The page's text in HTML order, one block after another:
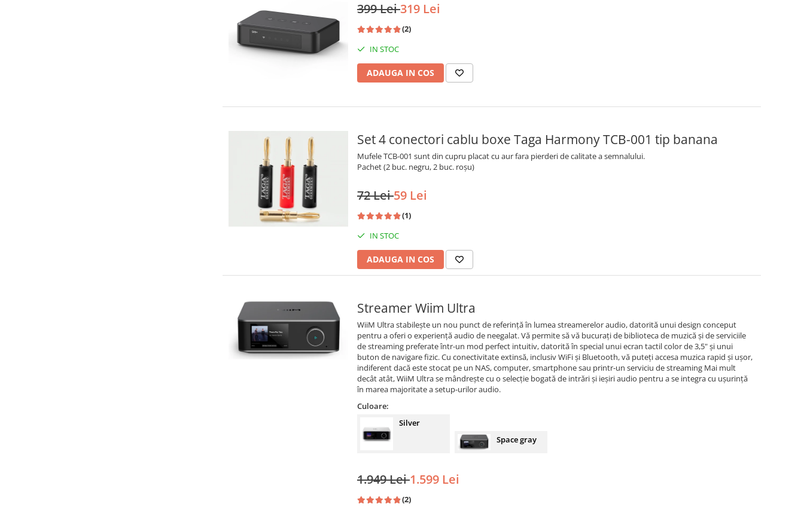
399 Lei319 Lei
(2)
IN STOC
ADAUGA IN COS
Set 4 conectori cablu boxe Taga Harmony TCB-001 tip banana
Mufele TCB-001 sunt din cupru placat cu aur fara pierderi de calitate a semnalului.
Pachet (2 buc. negru, 2 buc. roșu)
72 Lei59 Lei
(1)
IN STOC
ADAUGA IN COS
Streamer Wiim Ultra
WiiM Ultra stabilește un nou punct de referință în lumea streamerelor audio, datorită unui design conceput
pentru a oferi o experiență audio de neegalat. Vă permite să vă bucurați de biblioteca de muzică și de serviciile
de streaming preferate într-un mod perfect intuitiv, datorită în special unui ecran tactil color de 3,5" și unui
buton de navigare fizic. Cu conectivitate extinsă, inclusiv WiFi și Bluetooth, vă puteți accesa muzica rapid și ușor,
indiferent dacă este stocat pe un NAS, computer, smartphone sau printr-un serviciu de streaming Mai mult
decât atât, WiiM Ultra se mândrește cu o selecție bogată de intrări și ieșiri audio pentru a se integra cu ușurință
în marea majoritate a setup-urilor audio.
Culoare:
Silver
Space gray
1.949 Lei1.599 Lei
(2)